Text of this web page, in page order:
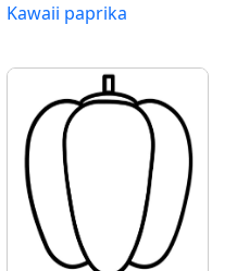
Kawaii paprika